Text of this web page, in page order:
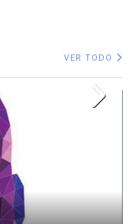
VER TODO